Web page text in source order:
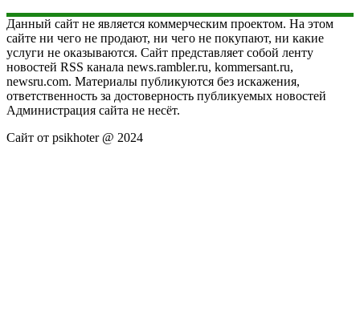
Данный сайт не является коммерческим проектом. На этом
сайте ни чего не продают, ни чего не покупают, ни какие
услуги не оказываются. Сайт представляет собой ленту
новостей RSS канала news.rambler.ru, kommersant.ru,
newsru.com. Материалы публикуются без искажения,
ответственность за достоверность публикуемых новостей
Администрация сайта не несёт.
Сайт от psikhoter @ 2024